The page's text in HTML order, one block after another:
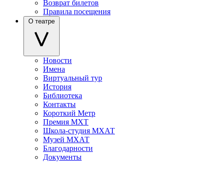
Возврат билетов
Правила посещения
О театре
Новости
Имена
Виртуальный тур
История
Библиотека
Контакты
Короткий Метр
Премия МХТ
Школа-студия МХАТ
Музей МХАТ
Благодарности
Документы